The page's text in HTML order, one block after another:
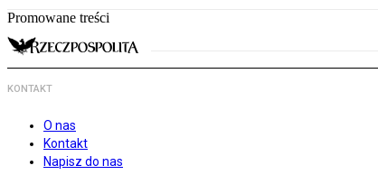
Promowane treści
KONTAKT
O nas
Kontakt
Napisz do nas